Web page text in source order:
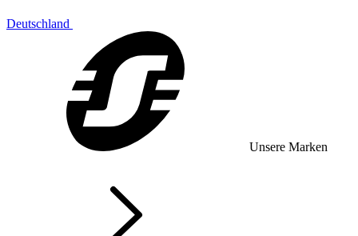
Deutschland
Unsere Marken